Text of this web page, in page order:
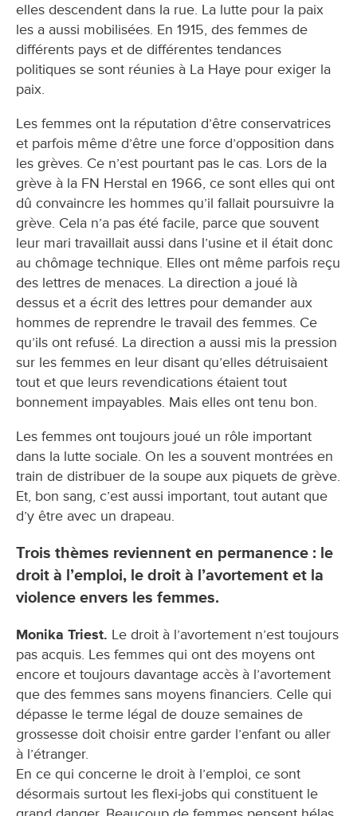
elles descendent dans la rue. La lutte pour la paix
les a aussi mobilisées. En 1915, des femmes de
différents pays et de différentes tendances
politiques se sont réunies à La Haye pour exiger la
paix.
Les femmes ont la réputation d’être conservatrices
et parfois même d’être une force d’opposition dans
les grèves. Ce n’est pourtant pas le cas. Lors de la
grève à la FN Herstal en 1966, ce sont elles qui ont
dû convaincre les hommes qu’il fallait poursuivre la
grève. Cela n’a pas été facile, parce que souvent
leur mari travaillait aussi dans l’usine et il était donc
au chômage technique. Elles ont même parfois reçu
des lettres de menaces. La direction a joué là
dessus et a écrit des lettres pour demander aux
hommes de reprendre le travail des femmes. Ce
qu’ils ont refusé. La direction a aussi mis la pression
sur les femmes en leur disant qu’elles détruisaient
tout et que leurs revendications étaient tout
bonnement impayables. Mais elles ont tenu bon.
Les femmes ont toujours joué un rôle important
dans la lutte sociale. On les a souvent montrées en
train de distribuer de la soupe aux piquets de grève.
Et, bon sang, c’est aussi important, tout autant que
d’y être avec un drapeau.
Trois thèmes reviennent en permanence : le
droit à l’emploi, le droit à l’avortement et la
violence envers les femmes.
Monika Triest. Le droit à l’avortement n’est toujours
pas acquis. Les femmes qui ont des moyens ont
encore et toujours davantage accès à l’avortement
que des femmes sans moyens financiers. Celle qui
dépasse le terme légal de douze semaines de
grossesse doit choisir entre garder l’enfant ou aller
à l’étranger.
En ce qui concerne le droit à l’emploi, ce sont
désormais surtout les flexi-jobs qui constituent le